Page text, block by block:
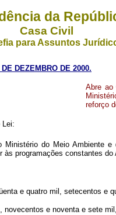
da
Casa Civil
para Assuntos
DEZEMBRO DE 2000.
Abre ao
reforço
Lei:
Ministério do Meio Ambiente e
programações constantes do
e quatro mil, setecentos e
novecentos e noventa e sete